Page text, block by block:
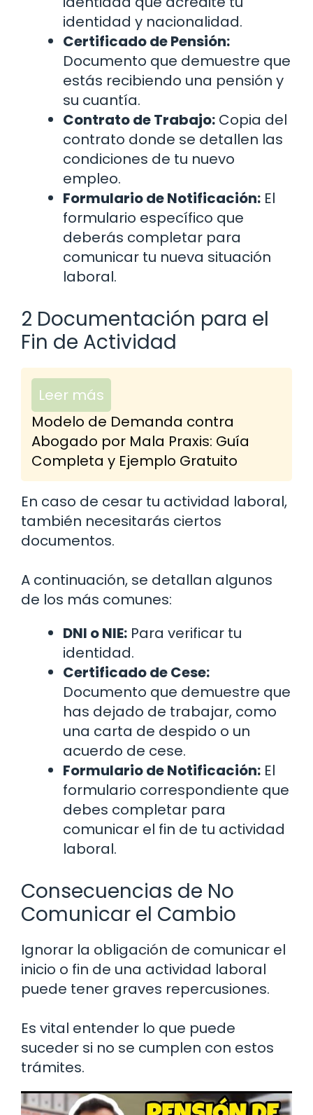
identidad y nacionalidad.
Certificado de Pensión:
Documento que demuestre que
estás recibiendo una pensión y
su cuantía.
Contrato de Trabajo: Copia del
contrato donde se detallen las
condiciones de tu nuevo
empleo.
Formulario de Notificación: El
formulario específico que
deberás completar para
comunicar tu nueva situación
laboral.
2 Documentación para el
Fin de Actividad
Leer más
Modelo de Demanda contra
Abogado por Mala Praxis: Guía
Completa y Ejemplo Gratuito
En caso de cesar tu actividad laboral,
también necesitarás ciertos
documentos.
A continuación, se detallan algunos
de los más comunes:
DNI o NIE: Para verificar tu
identidad.
Certificado de Cese:
Documento que demuestre que
has dejado de trabajar, como
una carta de despido o un
acuerdo de cese.
Formulario de Notificación: El
formulario correspondiente que
debes completar para
comunicar el fin de tu actividad
laboral.
Consecuencias de No
Comunicar el Cambio
Ignorar la obligación de comunicar el
inicio o fin de una actividad laboral
puede tener graves repercusiones.
Es vital entender lo que puede
suceder si no se cumplen con estos
trámites.